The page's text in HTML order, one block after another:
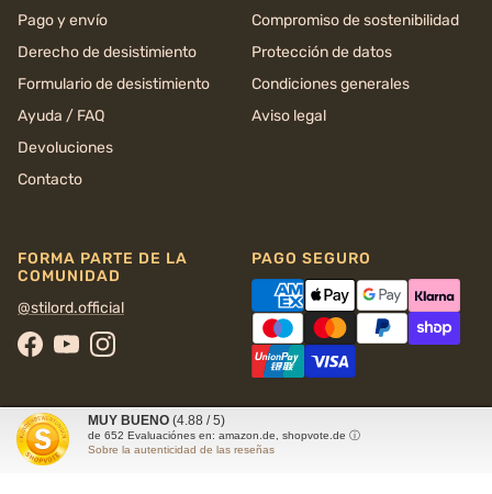
Pago y envío
Derecho de desistimiento
Formulario de desistimiento
Ayuda / FAQ
Devoluciones
Contacto
Compromiso de sostenibilidad
Protección de datos
Condiciones generales
Aviso legal
FORMA PARTE DE LA
COMUNIDAD
@stilord.official
Facebook
YouTubeInstagram
PAGO SEGURO
MUY BUENO (4.88 / 5)
de 652 Evaluaciónes en: amazon.de, shopvote.de ⓘ
Sobre la autenticidad de las reseñas